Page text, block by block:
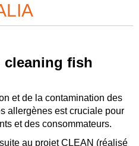
cleaning fish
et de la contamination des
allergènes est cruciale pour
et des consommateurs.
au projet CLEAN (réalisé